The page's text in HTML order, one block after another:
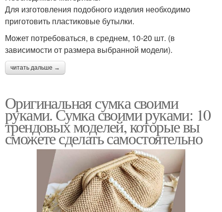
Для изготовления подобного изделия необходимо
приготовить пластиковые бутылки.
Может потребоваться, в среднем, 10-20 шт. (в
зависимости от размера выбранной модели).
читать дальше →
Оригинальная сумка своими
руками. Сумка своими руками: 10
трендовых моделей, которые вы
сможете сделать самостоятельно